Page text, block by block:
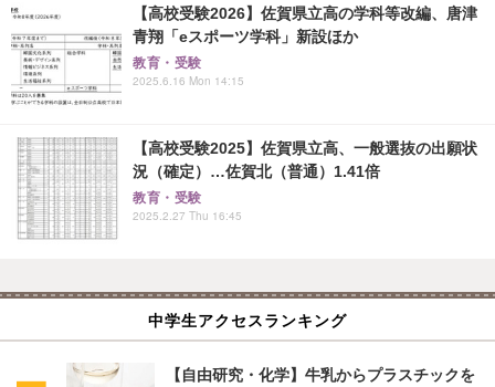
【高校受験2026】佐賀県立高の学科等改編、唐津
青翔「eスポーツ学科」新設ほか
教育・受験
2025.6.16 Mon 14:15
【高校受験2025】佐賀県立高、一般選抜の出願状
況（確定）…佐賀北（普通）1.41倍
教育・受験
2025.2.27 Thu 16:45
中学生アクセスランキング
【自由研究・化学】牛乳からプラスチックを